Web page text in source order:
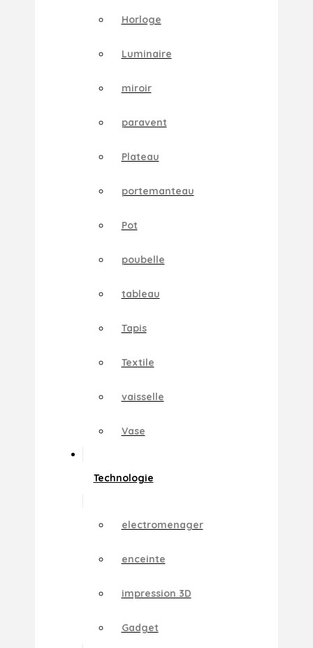
Horloge
Luminaire
miroir
paravent
Plateau
portemanteau
Pot
poubelle
tableau
Tapis
Textile
vaisselle
Vase
Technologie
electromenager
enceinte
impression 3D
Gadget